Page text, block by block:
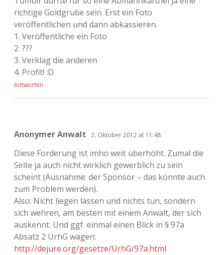
richtige Goldgrube sein. Erst ein Foto
veröffentlichen und dann abkassieren.
1. Veröffentliche ein Foto
2. ???
3. Verklag die anderen
4. Profit! :D
Antworten
Anonymer Anwalt 2. Oktober 2012 at 11:48
Diese Forderung ist imho weit überhöht. Zumal die
Seite ja auch nicht wirklich gewerblich zu sein
scheint (Ausnahme: der Sponsor – das könnte auch
zum Problem werden).
Also: Nicht liegen lassen und nichts tun, sondern
sich wehren, am besten mit einem Anwalt, der sich
auskennt. Und ggf. einmal einen Blick in § 97a
Absatz 2 UrhG wagen:
http://dejure.org/gesetze/UrhG/97a.html